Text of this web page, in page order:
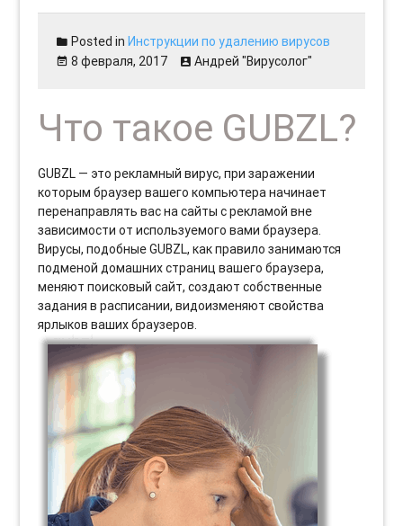
Posted inИнструкции по удалению вирусов
8 февраля, 2017
Андрей "Вирусолог"
Что такое GUBZL?
GUBZL — это рекламный вирус, при заражении
которым браузер вашего компьютера начинает
перенаправлять вас на сайты с рекламой вне
зависимости от используемого вами браузера.
Вирусы, подобные GUBZL, как правило занимаются
подменой домашних страниц вашего браузера,
меняют поисковый сайт, создают собственные
задания в расписании, видоизменяют свойства
ярлыков ваших браузеров.